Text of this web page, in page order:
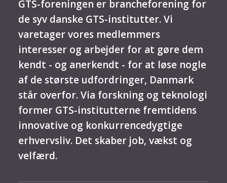
GTS-foreningen er brancheforening for
de syv danske GTS-institutter. Vi
varetager vores medlemmers
interesser og arbejder for at gøre dem
kendt - og anerkendt - for at løse nogle
af de største udfordringer, Danmark
står overfor. Via forskning og teknologi
former GTS-institutterne fremtidens
innovative og konkurrencedygtige
erhvervsliv. Det skaber job, vækst og
velfærd.